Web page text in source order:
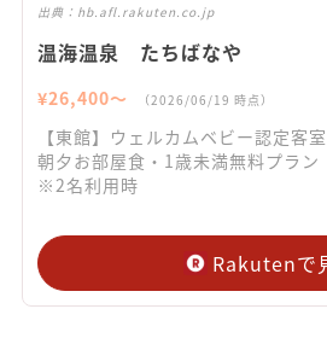
出典： hb.afl.rakuten.co.jp
温海温泉 たちばなや
¥26,400〜 （2026/06/19 時点）
【東館】ウェルカムベビー認定客室
朝夕お部屋食・1歳未満無料プラン
※2名利用時
Rakutenで